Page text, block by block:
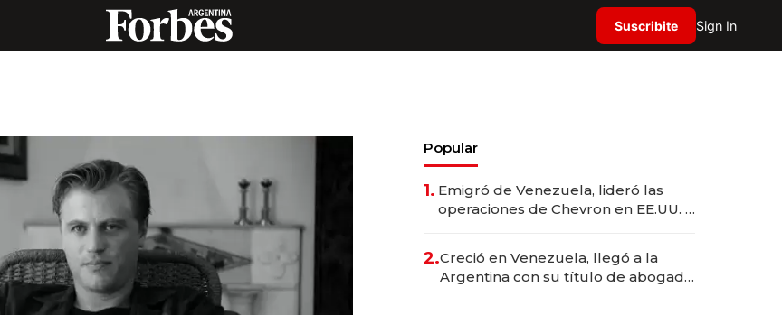
Suscribite Sign In
Popular
1. Emigró de Venezuela, lideró las
operaciones de Chevron en EE.UU. y
2.Creció en Venezuela, llegó a la
Argentina con su título de abogado